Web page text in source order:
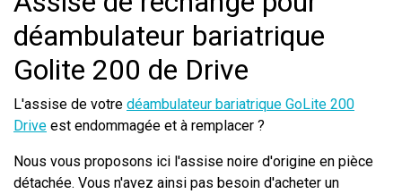
déambulateur bariatrique
Golite 200 de Drive
L'assise de votre déambulateur bariatrique GoLite 200
Drive est endommagée et à remplacer ?
Nous vous proposons ici l'assise noire d'origine en pièce
détachée. Vous n'avez ainsi pas besoin d'acheter un